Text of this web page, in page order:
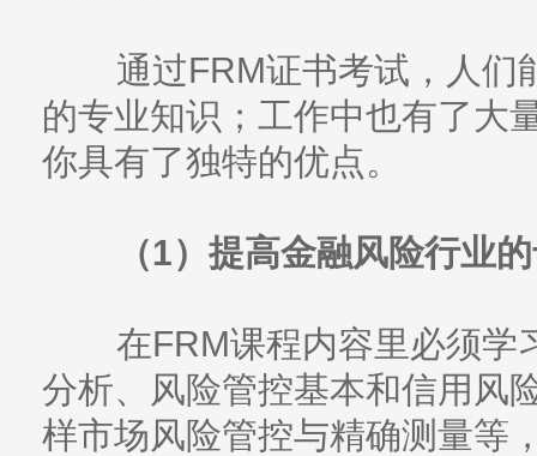
通过FRM证书考试，人们
的专业知识；工作中也有了大
你具有了独特的优点。
（1）提高金融风险行业
在FRM课程内容里必须学
分析、风险管控基本和信用风
样市场风险管控与精确测量等